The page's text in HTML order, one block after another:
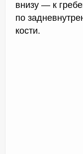
внизу — к
по
кости.